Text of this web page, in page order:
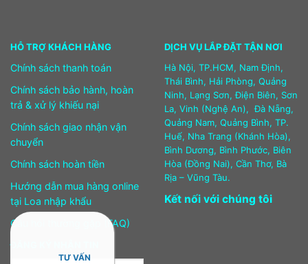
HỖ TRỢ KHÁCH HÀNG
Chính sách thanh toán
Chính sách bảo hành, hoàn
trả & xử lý khiếu nại
Chính sách giao nhận vận
chuyển
Chính sách hoàn tiền
Hướng dẫn mua hàng online
tại Loa nhập khẩu
Câu hỏi thường gặp (FAQ)
DỊCH VỤ LẮP ĐẶT TẬN NƠI
Hà Nội, TP.HCM, Nam Định,
Thái Bình, Hải Phòng, Quảng
Ninh, Lạng Sơn, Điện Biên, Sơn
La, Vinh (Nghệ An), Đà Nẵng,
Quảng Nam, Quảng Bình, TP.
Huế, Nha Trang (Khánh Hòa),
Bình Dương, Bình Phước, Biên
Hòa (Đồng Nai), Cần Thơ, Bà
Rịa – Vũng Tàu.
Kết nối với chúng tôi
TƯ VẤN